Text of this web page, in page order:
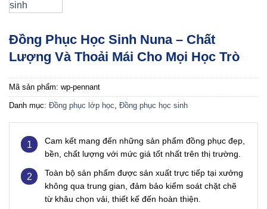
Đồng Phục Học Sinh Nuna – Chất
Lượng Và Thoải Mái Cho Mọi Học Trò
Mã sản phẩm: wp-pennant
Danh mục: Đồng phục lớp học Đồng phục học sinh
1
Cam kết mang đến những sản phẩm đồng phục đẹp,
bền, chất lượng với mức giá tốt nhất trên thị trường.
2
Toàn bộ sản phẩm được sản xuất trực tiếp tại xưởng
không qua trung gian, đảm bảo kiểm soát chặt chẽ
từ khâu chọn vải, thiết kế đến hoàn thiện.